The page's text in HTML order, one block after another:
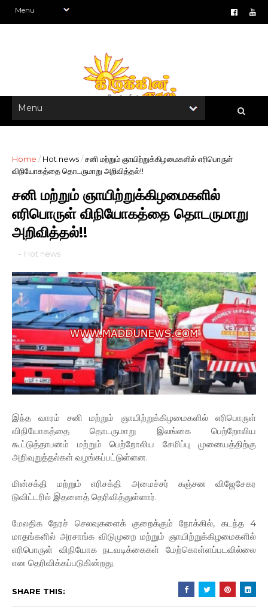
Home / Hot news/சனி மற்றும் ஞாயிற்றுக்கிழமைகளில் எரிபொருள்
விநியோகத்தை தொடருமாறு அறிவித்தல்!!
சனி மற்றும் ஞாயிற்றுக்கிழமைகளில்
எரிபொருள் விநியோகத்தை தொடருமாறு
அறிவித்தல்!!
- Hot news
இந்த வாரம் சனி மற்றும் ஞாயிற்றுக்கிழமைகளில் எரிபொருள்
விநியோகத்தை தொடருமாறு இலங்கை பெற்றோலிய
கூட்டுத்தாபனம் மற்றும் பெற்றோலிய சேமிப்பு முனையத்திற்கு
அறிவுறுத்தல்கள் வழங்கப்பட்டுள்ளன.
மின்சக்தி மற்றும் எரிசக்தி அமைச்சர் கஞ்சன விஜேசேகர
டுவிட்டரில் இதனைத் தெரிவித்துள்ளார்.
மேலதிக நேரச் செலவுகளைக் குறைக்கும் நோக்கில், கடந்த 4
மாதங்களில் அரசாங்க விடுமுறை மற்றும் ஞாயிற்றுக்கிழமைகளில்
எரிபொருள் விநியோக நடவடிக்கைகள் மேற்கொள்ளப்படவில்லை
என தெரிவிக்கப்படுகின்றது.
SHARE THIS: